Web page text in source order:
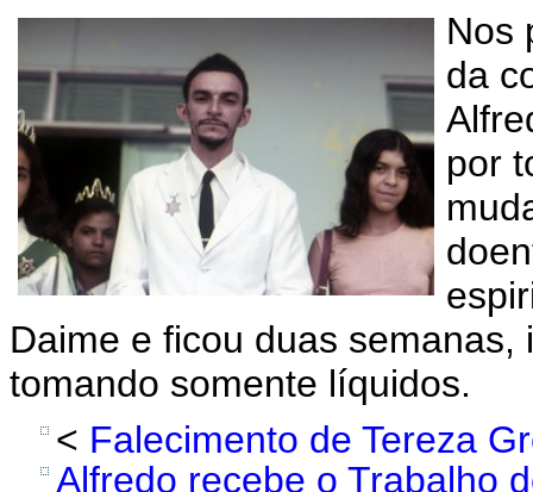
Nos
da
por
Daime e ficou duas
tomando somente líquidos.
< Falecimento de Tereza
Alfredo recebe o Trabalho